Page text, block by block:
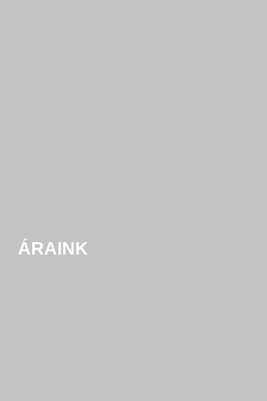
ÁRAINK